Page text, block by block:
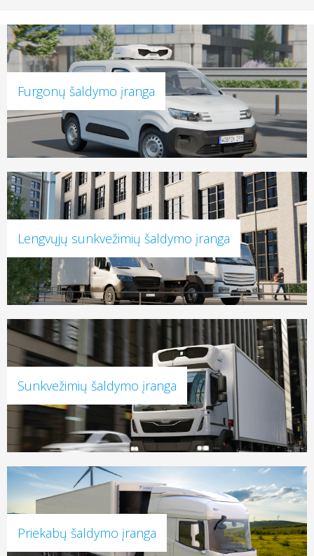
Furgonų šaldymo įranga
Lengvųjų sunkvežimių šaldymo įranga
Sunkvežimių šaldymo įranga
Priekabų šaldymo įranga